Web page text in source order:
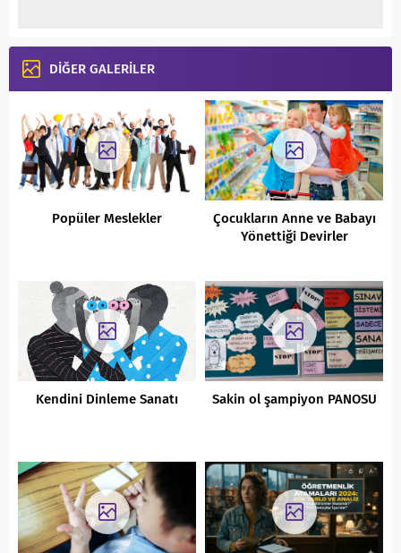
DİĞER GALERİLER
Popüler Meslekler
Çocukların Anne ve Babayı
Yönettiği Devirler
Kendini Dinleme Sanatı Sakin ol şampiyon PANOSU